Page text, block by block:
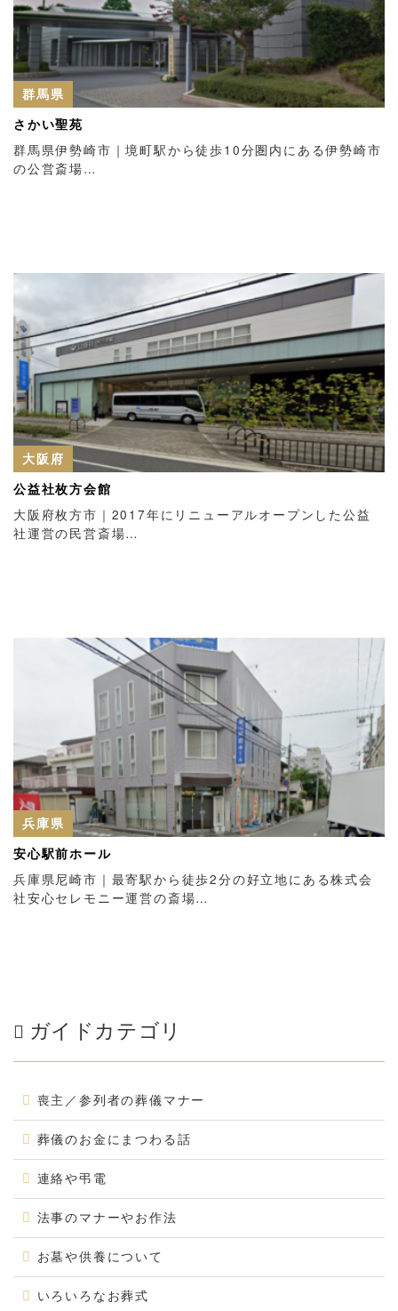
群馬県
さかい聖苑
群馬県伊勢崎市｜境町駅から徒歩10分圏内にある伊勢崎市
の公営斎場…
大阪府
公益社枚方会館
大阪府枚方市｜2017年にリニューアルオープンした公益
社運営の民営斎場…
兵庫県
安心駅前ホール
兵庫県尼崎市｜最寄駅から徒歩2分の好立地にある株式会
社安心セレモニー運営の斎場…
ガイドカテゴリ
喪主／参列者の葬儀マナー
葬儀のお金にまつわる話
連絡や弔電
法事のマナーやお作法
お墓や供養について
いろいろなお葬式